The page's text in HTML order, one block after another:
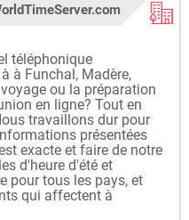
téléphonique
à Funchal, Madère,
ou la préparation
en ligne? Tout en
travaillons dur pour
présentées
exacte et faire de notre
d'heure d'été et
pour tous les pays, et
qui affectent à